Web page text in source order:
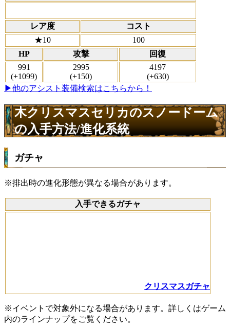
レア度
コスト
★10
100
HP
攻撃
回復
991
(+1099)
2995
(+150)
4197
(+630)
▶他のアシスト装備検索はこちらから！
木クリスマスセリカのスノードーム
の入手方法/進化系統
ガチャ
※排出時の進化形態が異なる場合があります。
入手できるガチャ
クリスマスガチャ
※イベントで対象外になる場合があります。詳しくはゲーム
内のラインナップをご覧ください。